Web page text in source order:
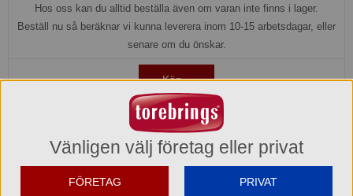
Hos oss kan du alltid beställa även om varan inte finns i lager.
Beställ nu så beräknar vi kunna leverera inom 10-15 arbetsdagar, eller
senare om du önskar.
Köp »
Produktinformation
Varumärke
Villeroy & Boch
Vänligen välj företag eller privat
FÖRETAG PRIVAT